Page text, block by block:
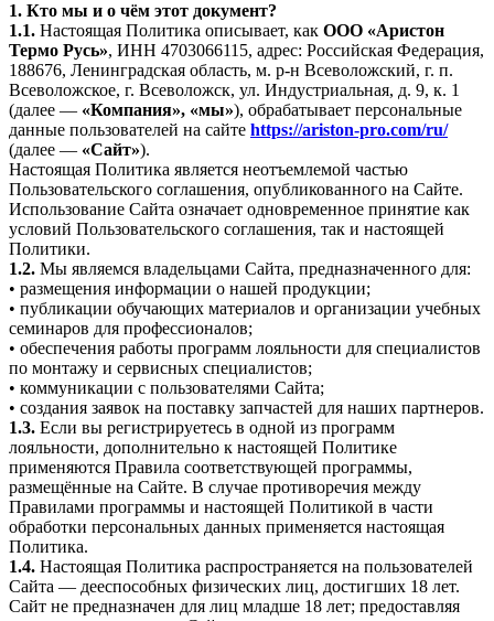
1. Кто мы и о чём этот документ?
1.1. Настоящая Политика описывает, как ООО «Аристон
Термо Русь», ИНН 4703066115, адрес: Российская Федерация,
188676, Ленинградская область, м. р-н Всеволожский, г. п.
Всеволожское, г. Всеволожск, ул. Индустриальная, д. 9, к. 1
(далее — «Компания», «мы»), обрабатывает персональные
данные пользователей на сайте https://ariston-pro.com/ru/
(далее — «Сайт»).
Настоящая Политика является неотъемлемой частью
Пользовательского соглашения, опубликованного на Сайте.
Использование Сайта означает одновременное принятие как
условий Пользовательского соглашения, так и настоящей
Политики.
1.2. Мы являемся владельцами Сайта, предназначенного для:
• размещения информации о нашей продукции;
• публикации обучающих материалов и организации учебных
семинаров для профессионалов;
• обеспечения работы программ лояльности для специалистов
по монтажу и сервисных специалистов;
• коммуникации с пользователями Сайта;
• создания заявок на поставку запчастей для наших партнеров.
1.3. Если вы регистрируетесь в одной из программ
лояльности, дополнительно к настоящей Политике
применяются Правила соответствующей программы,
размещённые на Сайте. В случае противоречия между
Правилами программы и настоящей Политикой в части
обработки персональных данных применяется настоящая
Политика.
1.4. Настоящая Политика распространяется на пользователей
Сайта — дееспособных физических лиц, достигших 18 лет.
Сайт не предназначен для лиц младше 18 лет; предоставляя